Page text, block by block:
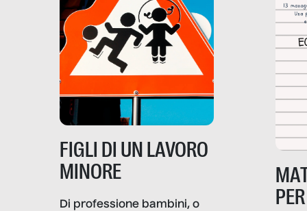
soprattutto nei luoghi di
frattura. Questo reportage
nasce dall’idea che guerre
e crisi penetrino nel tessuto
più intimo delle società per
alterarne le molecole
professionali – e, attraverso
esse, il senso stesso della
lavoro rovescia la sua
gravità.
FIGLI DI UN LAVORO
MINORE
Di professione bambini, o